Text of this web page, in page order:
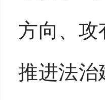
方向、攻
推进法治